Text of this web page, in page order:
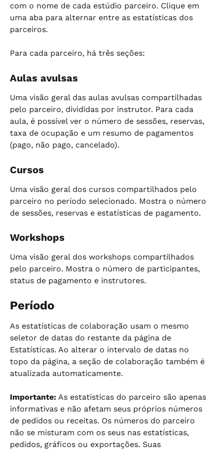
com o nome de cada estúdio parceiro. Clique em
uma aba para alternar entre as estatísticas dos
parceiros.
Para cada parceiro, há três seções:
Aulas avulsas
Uma visão geral das aulas avulsas compartilhadas
pelo parceiro, divididas por instrutor. Para cada
aula, é possível ver o número de sessões, reservas,
taxa de ocupação e um resumo de pagamentos
(pago, não pago, cancelado).
Cursos
Uma visão geral dos cursos compartilhados pelo
parceiro no período selecionado. Mostra o número
de sessões, reservas e estatísticas de pagamento.
Workshops
Uma visão geral dos workshops compartilhados
pelo parceiro. Mostra o número de participantes,
status de pagamento e instrutores.
Período
As estatísticas de colaboração usam o mesmo
seletor de datas do restante da página de
Estatísticas. Ao alterar o intervalo de datas no
topo da página, a seção de colaboração também é
atualizada automaticamente.
Importante: As estatísticas do parceiro são apenas
informativas e não afetam seus próprios números
de pedidos ou receitas. Os números do parceiro
não se misturam com os seus nas estatísticas,
pedidos, gráficos ou exportações. Suas